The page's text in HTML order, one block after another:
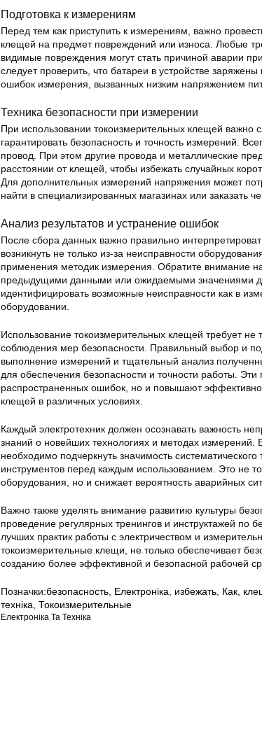
Подготовка к измерениям
Перед тем как приступить к измерениям, важно
клещей на предмет повреждений или износа. Любые
видимые повреждения могут стать причиной аварии
следует проверить, что батареи в устройстве
ошибок измерения, вызванных низким напряжением
Техника безопасности при измерении
При использовании токоизмерительных клещей важно
гарантировать безопасность и точность измерений.
провод. При этом другие провода и металлические
расстоянии от клещей, чтобы избежать случайных
Для дополнительных измерений напряжения может
найти в специализированных магазинах или заказать
Анализ результатов и устранение ошибок
После сбора данных важно правильно
возникнуть не только из-за неисправности
применения методик измерения. Обратите внимание
предыдущими данными или ожидаемыми значениями
идентифицировать возможные неисправности как в
оборудовании.
Использование токоизмерительных клещей требует не
соблюдения мер безопасности. Правильный выбор и
выполнение измерений и тщательный анализ
для обеспечения безопасности и точности работы.
распространенных ошибок, но и повышают
клещей в различных условиях.
Каждый электротехник должен осознавать важность
знаний о новейших технологиях и методах измерений.
необходимо подчеркнуть значимость
инструментов перед каждым использованием. Это не
оборудования, но и снижает вероятность аварийных
Важно также уделять внимание развитию культуры
проведение регулярных тренингов и инструктажей по
лучших практик работы с электричеством и
токоизмерительные клещи, не только обеспечивает
созданию более эффективной и безопасной рабочей
Позначки:безопасность Електроніка избежать Как
техніка Токоизмерительные
Електроніка Та Техніка